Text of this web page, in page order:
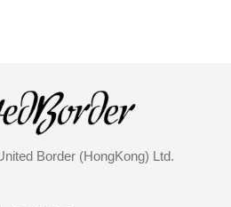
Border (HongKong) Ltd.